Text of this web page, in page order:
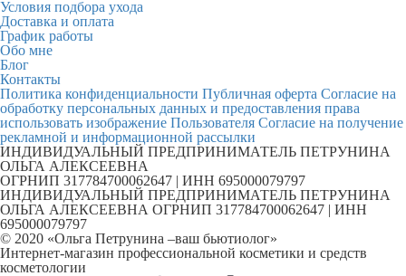
Условия подбора ухода
Доставка и оплата
График работы
Обо мне
Блог
Контакты
Политика конфиденциальности Публичная оферта Согласие на
обработку персональных данных и предоставления права
использовать изображение Пользователя Согласие на получение
рекламной и информационной рассылки
ИНДИВИДУАЛЬНЫЙ ПРЕДПРИНИМАТЕЛЬ ПЕТРУНИНА
ОЛЬГА АЛЕКСЕЕВНА
ОГРНИП 317784700062647 | ИНН 695000079797
ИНДИВИДУАЛЬНЫЙ ПРЕДПРИНИМАТЕЛЬ ПЕТРУНИНА
ОЛЬГА АЛЕКСЕЕВНА ОГРНИП 317784700062647 | ИНН
695000079797
© 2020 «Ольга Петрунина –ваш бьютиолог»
Интернет-магазин профессиональной косметики и средств
косметологии